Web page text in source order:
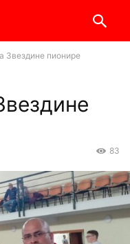
Звездине пионире
83